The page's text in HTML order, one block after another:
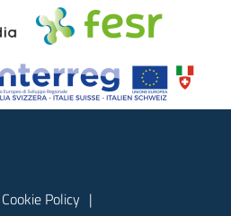
Cookie Policy